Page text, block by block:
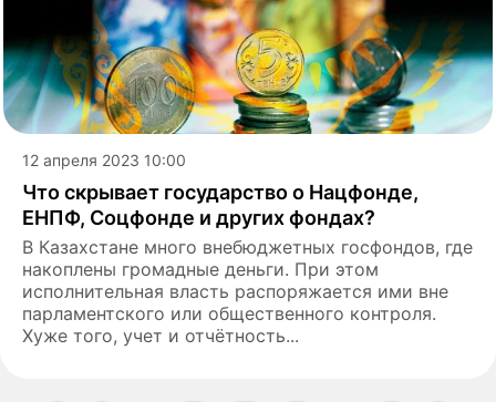
12 апреля 2023 10:00
Что скрывает государство о Нацфонде,
ЕНПФ, Соцфонде и других фондах?
В Казахстане много внебюджетных госфондов, где
накоплены громадные деньги. При этом
исполнительная власть распоряжается ими вне
парламентского или общественного контроля.
Хуже того, учет и отчётность...